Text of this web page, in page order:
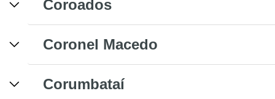
Coroados
Coronel Macedo
Corumbataí